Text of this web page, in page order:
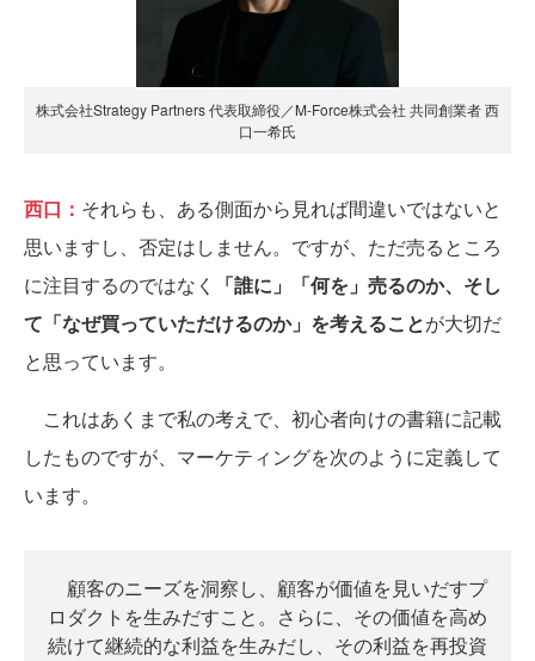
株式会社Strategy Partners 代表取締役／M-Force株式会社 共同創業者 西
口一希氏
西口： それらも、ある側面から見れば間違いではないと
思いますし、否定はしません。ですが、ただ売るところ
に注目するのではなく
「誰に」「何を」売るのか、そし
て「なぜ買っていただけるのか」を考えることが大切だ
と思っています。
これはあくまで私の考えで、初心者向けの書籍に記載
したものですが、マーケティングを次のように定義して
います。
顧客のニーズを洞察し、顧客が価値を見いだすプ
ロダクトを生みだすこと。さらに、その価値を高め
続けて継続的な利益を生みだし、その利益を再投資